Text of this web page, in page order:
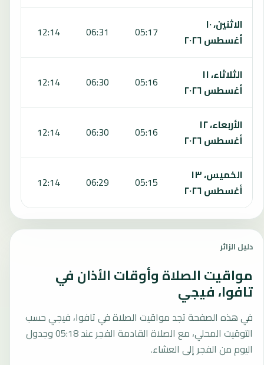
الاثنين، ١٠
أغسطس ٢٠٢٦
05:17
06:31
12:14
الثلاثاء، ١١
أغسطس ٢٠٢٦
05:16
06:30
12:14
الأربعاء، ١٢
أغسطس ٢٠٢٦
05:16
06:30
12:14
الخميس، ١٣
أغسطس ٢٠٢٦
05:15
06:29
12:14
دليل الزائر
مواقيت الصلاة وأوقات الأذان في
تافوا، فيجي
في هذه الصفحة تجد مواقيت الصلاة في تافوا، فيجي حسب
التوقيت المحلي، مع الصلاة القادمة الفجر عند 05:18 وجدول
اليوم من الفجر إلى العشاء.